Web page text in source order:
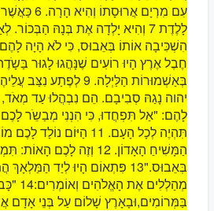
עִם מִרְיָם
לָלֶדֶת 7 וְהִיא יָלְדָה אֶת בְּנָהּ
חֶבֶל אֶרֶץ הָיוּ רוֹעִים שֶׁנָּהֲגוּ לָגוּר
בְּאַשְׁמוּרוֹת הַלַּיְלָה. 9
לָהֶם: "אַל תִּפְחֲדוּ, כִּי הִנְנִי מְבַשֵֹר
תִּהְיֶה לְכָל הָעָם. 11 הַיּוֹם
הַמָּשִׁיחַ הָאָדוֹן. 12 וְזֶה
בְּאֵבוּס."13 פִּתְאוֹם הָיוּ לְיַד
מְהַלְלִים
בַּמְּרוֹמִים,וּבָאָרֶץ שָׁלוֹם עַל בְּנֵי אָדָם